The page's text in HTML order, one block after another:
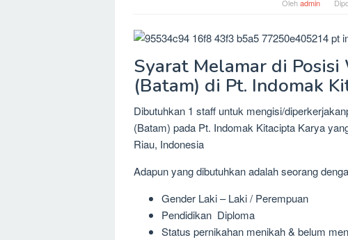
Olehadmin
Syarat Melamar di
(Batam) di Pt. Indomak
Dibutuhkan 1 staff untuk mengisi/
(Batam) pada Pt. Indomak Kitacipta Karya
Riau, Indonesia
Adapun yang dibutuhkan adalah seorang
Gender Laki – Laki / Perempuan
Pendidikan Diploma
Status pernikahan menikah & belum